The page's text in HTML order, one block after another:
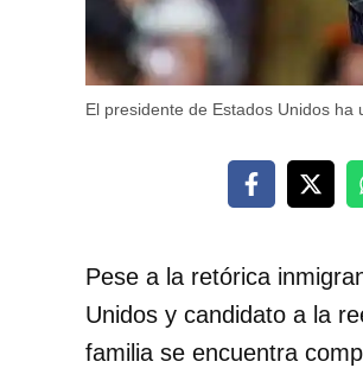
El presidente de Estados Unidos
Pese a la retórica
Unidos y candidato a la
familia se encuentra